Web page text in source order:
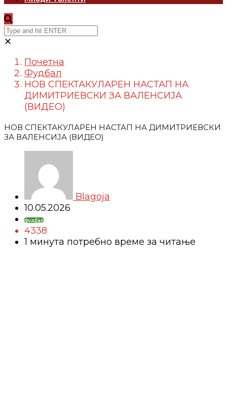
✕
Почетна
Фудбал
НОВ СПЕКТАКУЛАРЕН НАСТАП НА
ДИМИТРИЕВСКИ ЗА ВАЛЕНСИЈА
(ВИДЕО)
НОВ СПЕКТАКУЛАРЕН НАСТАП НА ДИМИТРИЕВСКИ
ЗА ВАЛЕНСИЈА (ВИДЕО)
Blagoja
10.05.2026
Фудбал
4338
1 минутa потребно време за читање